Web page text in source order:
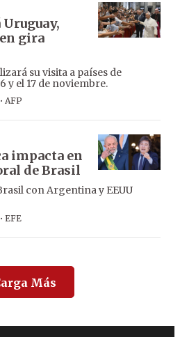
gira
su visita a países de
y el 17 de noviembre.
· AFP
impacta en
de Brasil
con Argentina y EEUU
· EFE
Más